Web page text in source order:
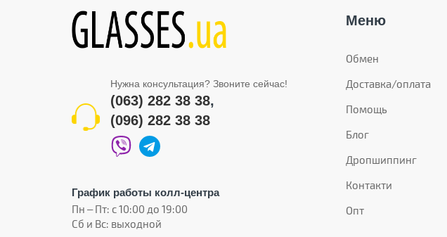
Нужна консультация? Звоните сейчас!
(063) 282 38 38,
(096) 282 38 38
График работы колл-центра
Пн – Пт: с 10:00 до 19:00
Сб и Вс: выходной
Меню
Обмен
Доставка/оплата
Помощь
Блог
Дропшиппинг
Контакти
Опт